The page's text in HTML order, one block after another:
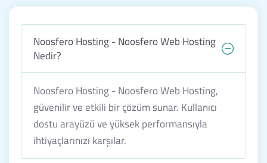
Noosfero Hosting - Noosfero Web Hosting
Nedir?
Noosfero Hosting - Noosfero Web Hosting,
güvenilir ve etkili bir çözüm sunar. Kullanıcı
dostu arayüzü ve yüksek performansıyla
ihtiyaçlarınızı karşılar.